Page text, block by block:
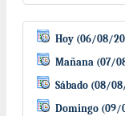
Hoy (06/08/
Mañana (07/
Sábado (08/
Domingo (09/